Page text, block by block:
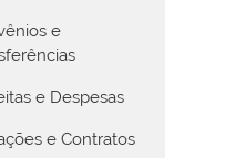
e
e Despesas
e Contratos